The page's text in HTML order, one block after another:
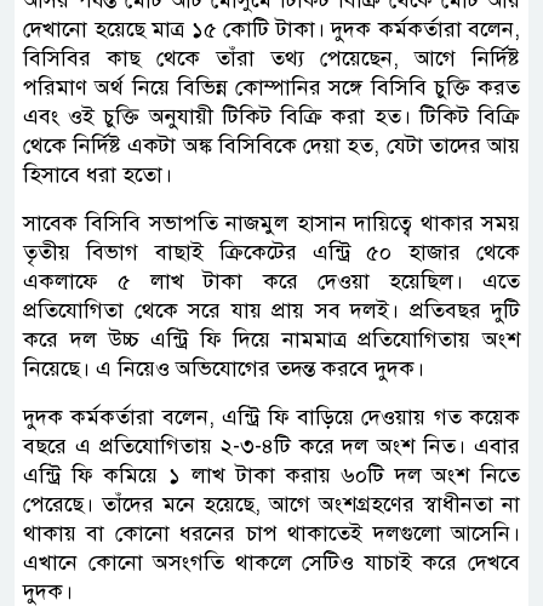
দেখানো হয়েছে মাত্র ১৫ কোটি টাকা। দুদক কর্মকর্তারা বলেন,
বিসিবির কাছ থেকে তাঁরা তথ্য পেয়েছেন, আগে নির্দিষ্ট
পরিমাণ অর্থ নিয়ে বিভিন্ন কোম্পানির সঙ্গে বিসিবি চুক্তি করত
এবং ওই চুক্তি অনুযায়ী টিকিট বিক্রি করা হত। টিকিট বিক্রি
থেকে নির্দিষ্ট একটা অঙ্ক বিসিবিকে দেয়া হত, যেটা তাদের আয়
হিসাবে ধরা হতো।
সাবেক বিসিবি সভাপতি নাজমুল হাসান দায়িত্বে থাকার সময়
তৃতীয় বিভাগ বাছাই ক্রিকেটের এন্ট্রি ৫০ হাজার থেকে
একলাফে ৫ লাখ টাকা করে দেওয়া হয়েছিল। এতে
প্রতিযোগিতা থেকে সরে যায় প্রায় সব দলই। প্রতিবছর দুটি
করে দল উচ্চ এন্ট্রি ফি দিয়ে নামমাত্র প্রতিযোগিতায় অংশ
নিয়েছে। এ নিয়েও অভিযোগের তদন্ত করবে দুদক।
দুদক কর্মকর্তারা বলেন, এন্ট্রি ফি বাড়িয়ে দেওয়ায় গত কয়েক
বছরে এ প্রতিযোগিতায় ২-৩-৪টি করে দল অংশ নিত। এবার
এন্ট্রি ফি কমিয়ে ১ লাখ টাকা করায় ৬০টি দল অংশ নিতে
পেরেছে। তাঁদের মনে হয়েছে, আগে অংশগ্রহণের স্বাধীনতা না
থাকায় বা কোনো ধরনের চাপ থাকাতেই দলগুলো আসেনি।
এখানে কোনো অসংগতি থাকলে সেটিও যাচাই করে দেখবে
দুদক।